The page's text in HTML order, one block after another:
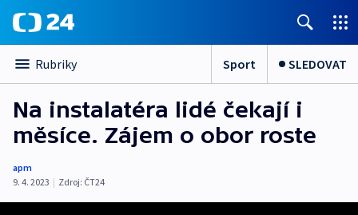
Rubriky Sport SLEDOVAT
Na instalatéra lidé čekají i
měsíce. Zájem o obor roste
apm
9. 4. 2023 | Zdroj: ČT24